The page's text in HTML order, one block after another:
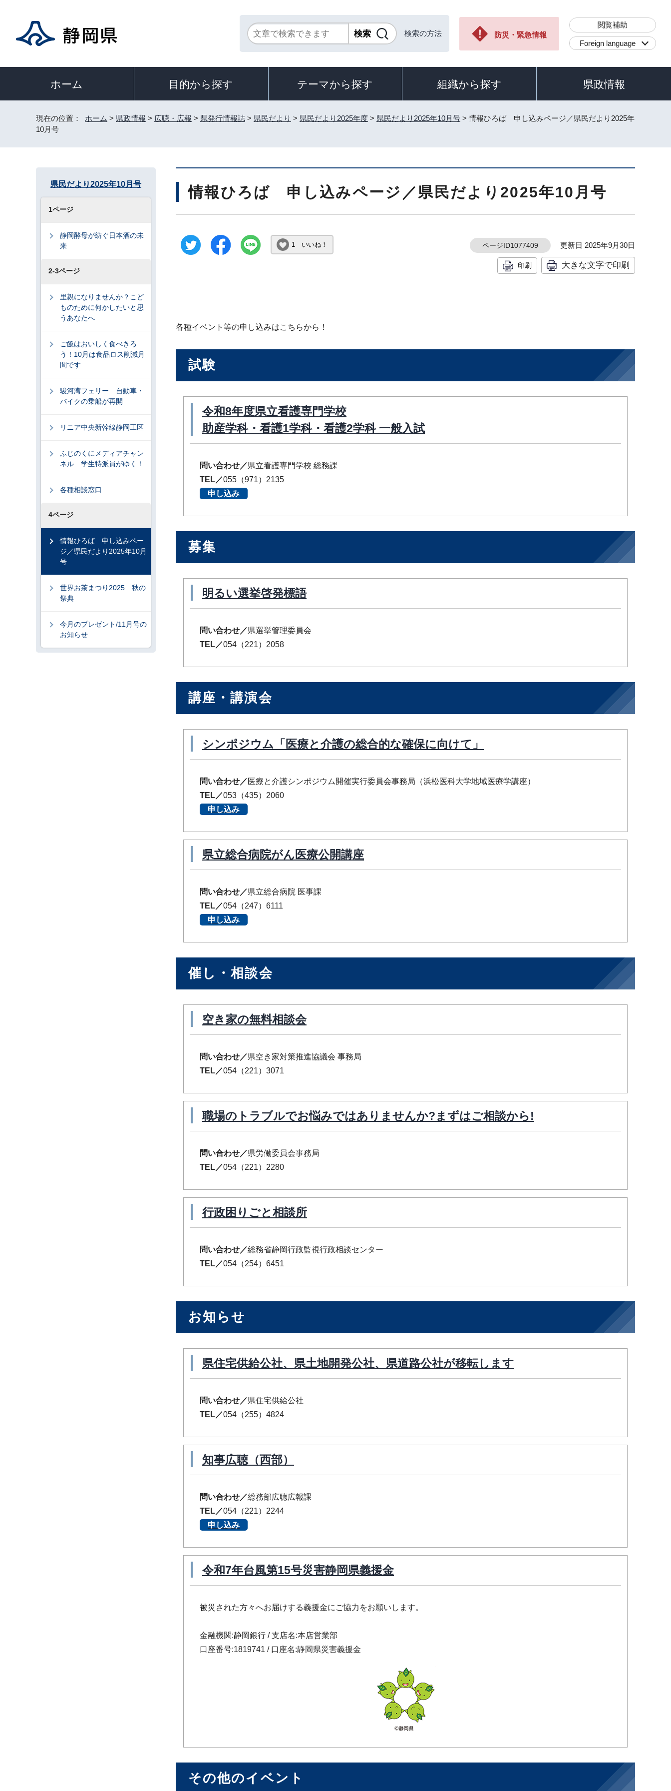
検索の方法 防災・緊急情報
閲覧補助
Foreign language
ホーム 目的から探す テーマから探す 組織から探す 県政情報
現在の位置： ホーム > 県政情報 > 広聴・広報 > 県発行情報誌 > 県民だより > 県民だより2025年度 > 県民だより2025年10月号 > 情報ひろば 申し込みページ／県民だより2025年
10月号
情報ひろば 申し込みページ／県民だより2025年10月号
1 いいね！ ページID1077409 更新日 2025年9月30日
印刷 大きな文字で印刷
各種イベント等の申し込みはこちらから！
試験
令和8年度県立看護専門学校
助産学科・看護1学科・看護2学科 一般入試
問い合わせ／県立看護専門学校 総務課
TEL／055（971）2135
申し込み
募集
明るい選挙啓発標語
問い合わせ／県選挙管理委員会
TEL／054（221）2058
講座・講演会
シンポジウム「医療と介護の総合的な確保に向けて」
問い合わせ／医療と介護シンポジウム開催実行委員会事務局（浜松医科大学地域医療学講座）
TEL／053（435）2060
申し込み
県立総合病院がん医療公開講座
問い合わせ／県立総合病院 医事課
TEL／054（247）6111
申し込み
催し・相談会
空き家の無料相談会
問い合わせ／県空き家対策推進協議会 事務局
TEL／054（221）3071
職場のトラブルでお悩みではありませんか?まずはご相談から!
問い合わせ／県労働委員会事務局
TEL／054（221）2280
行政困りごと相談所
問い合わせ／総務省静岡行政監視行政相談センター
TEL／054（254）6451
お知らせ
県住宅供給公社、県土地開発公社、県道路公社が移転します
問い合わせ／県住宅供給公社
TEL／054（255）4824
知事広聴（西部）
問い合わせ／総務部広聴広報課
TEL／054（221）2244
申し込み
令和7年台風第15号災害静岡県義援金
被災された方々へお届けする義援金にご協力をお願いします。
金融機関:静岡銀行 / 支店名:本店営業部
口座番号:1819741 / 口座名:静岡県災害義援金
その他のイベント
県民だより2025年10月号
1ページ
静岡酵母が紡ぐ日本酒の未
来
2-3ページ
里親になりませんか？こど
ものために何かしたいと思
うあなたへ
ご飯はおいしく食べきろ
う！10月は食品ロス削減月
間です
駿河湾フェリー 自動車・
バイクの乗船が再開
リニア中央新幹線静岡工区
ふじのくにメディアチャン
ネル 学生特派員がゆく！
各種相談窓口
4ページ
情報ひろば 申し込みペー
ジ／県民だより2025年10月
号
世界お茶まつり2025 秋の
祭典
今月のプレゼント/11月号の
お知らせ